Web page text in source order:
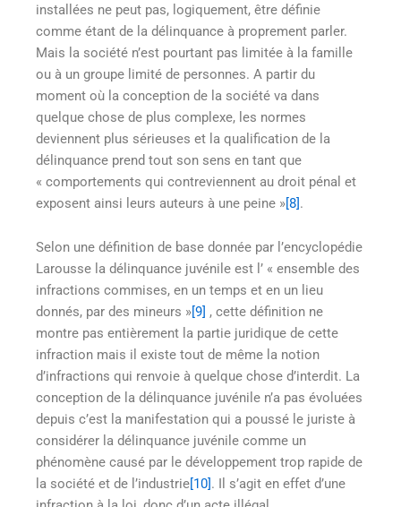
installées ne peut pas, logiquement, être définie
comme étant de la délinquance à proprement parler.
Mais la société n’est pourtant pas limitée à la famille
ou à un groupe limité de personnes. A partir du
moment où la conception de la société va dans
quelque chose de plus complexe, les normes
deviennent plus sérieuses et la qualification de la
délinquance prend tout son sens en tant que
« comportements qui contreviennent au droit pénal et
exposent ainsi leurs auteurs à une peine »[8].
Selon une définition de base donnée par l’encyclopédie
Larousse la délinquance juvénile est l’ « ensemble des
infractions commises, en un temps et en un lieu
donnés, par des mineurs »[9] , cette définition ne
montre pas entièrement la partie juridique de cette
infraction mais il existe tout de même la notion
d’infractions qui renvoie à quelque chose d’interdit. La
conception de la délinquance juvénile n’a pas évoluées
depuis c’est la manifestation qui a poussé le juriste à
considérer la délinquance juvénile comme un
phénomène causé par le développement trop rapide de
la société et de l’industrie[10]. Il s’agit en effet d’une